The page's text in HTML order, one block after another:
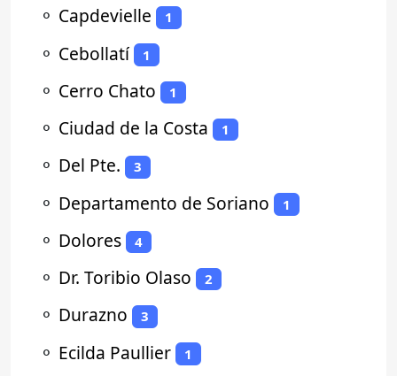
⚬ Capdevielle 1
⚬ Cebollatí 1
⚬ Cerro Chato 1
⚬ Ciudad de la Costa 1
⚬ Del Pte. 3
⚬ Departamento de Soriano 1
⚬ Dolores 4
⚬ Dr. Toribio Olaso 2
⚬ Durazno 3
⚬ Ecilda Paullier 1